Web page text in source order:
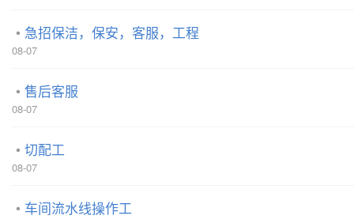
急招保洁，保安，客服，工程
08-07
售后客服
08-07
切配工
08-07
车间流水线操作工